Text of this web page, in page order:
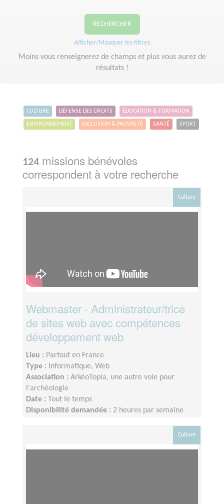
RECHERCHER
Afficher/Masquer les filtres
Moins vous renseignerez de champs et plus vous aurez de
résultats !
CULTURE DÉFENSE DES DROITS ÉDUCATION & FORMATION
ENVIRONNEMENT EXCLUSION & PAUVRETÉ SANTÉ SPORT
124 missions bénévoles
correspondent à votre recherche
Culture
Webmaster - Administrateur/trice
de sites web avec compétences
développement web
Lieu : Partout en France
Type :
Informatique, Web
Association : ArkéoTopia, une autre voie pour
l'archéologie
Date :
Tout le temps
Disponibilité demandée : 2 heures par semaine
Culture